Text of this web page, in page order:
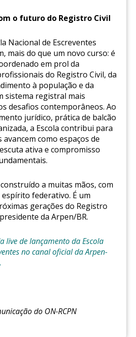
o futuro do Registro Civil
Nacional de Escreventes
mais do que um novo curso: é
em prol da
do Registro Civil, da
à população e da
sistema registral mais
desafios contemporâneos. Ao
jurídico, prática de balcão
a Escola contribui para
como espaços de
ativa e compromisso
a muitas mãos, com
federativo. É um
gerações do Registro
da Arpen/BR.
live de lançamento da Escola
no canal oficial da Arpen-
do ON-RCPN